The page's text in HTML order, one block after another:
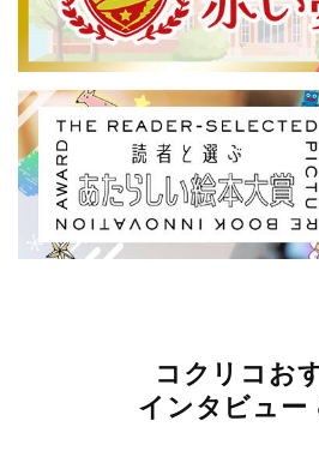
コクリコお
インタビュー